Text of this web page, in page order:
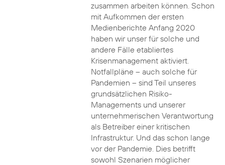
zusammen arbeiten können. Schon
mit Aufkommen der ersten
Medienberichte Anfang 2020
haben wir unser für solche und
andere Fälle etabliertes
Krisenmanagement aktiviert.
Notfallpläne – auch solche für
Pandemien – sind Teil unseres
grundsätzlichen Risiko-
Managements und unserer
unternehmerischen Verantwortung
als Betreiber einer kritischen
Infrastruktur. Und das schon lange
vor der Pandemie. Dies betrifft
sowohl Szenarien möglicher